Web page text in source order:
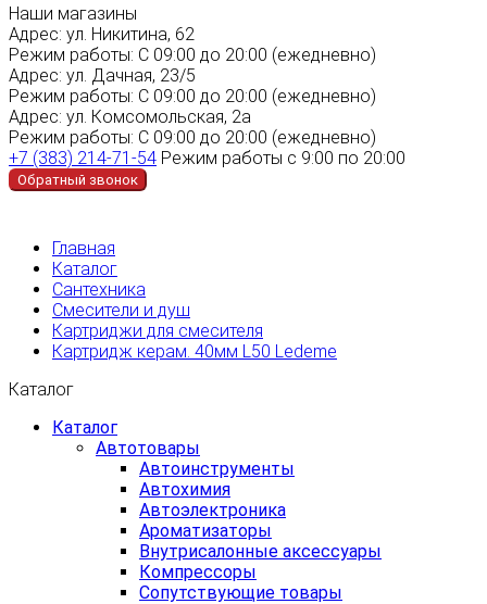
Наши магазины
Адрес: ул. Никитина, 62
Режим работы: С 09:00 до 20:00 (ежедневно)
Адрес: ул. Дачная, 23/5
Режим работы: С 09:00 до 20:00 (ежедневно)
Адрес: ул. Комсомольская, 2а
Режим работы: С 09:00 до 20:00 (ежедневно)
+7 (383) 214-71-54 Режим работы с 9:00 по 20:00
Обратный звонок
Главная
Каталог
Сантехника
Смесители и душ
Картриджи для смесителя
Картридж керам. 40мм L50 Ledeme
Каталог
Каталог
Автотовары
Автоинструменты
Автохимия
Автоэлектроника
Ароматизаторы
Внутрисалонные аксессуары
Компрессоры
Сопутствующие товары